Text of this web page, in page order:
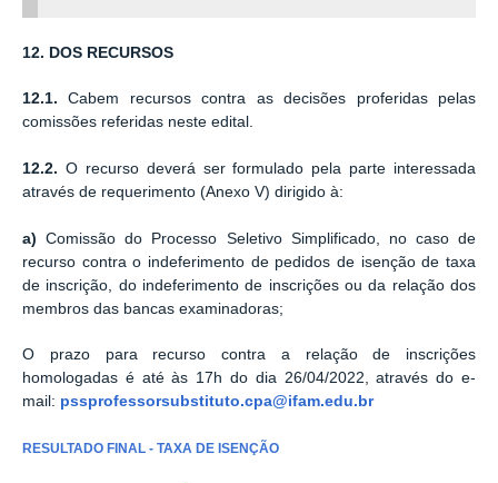
12. DOS RECURSOS
12.1.Cabem recursos contra as decisões proferidas pelas
comissões referidas neste edital.
12.2. O recurso deverá ser formulado pela parte interessada
através de requerimento (Anexo V) dirigido à:
a)Comissão do Processo Seletivo Simplificado, no caso de
recurso contra o indeferimento de pedidos de isenção de taxa
de inscrição, do indeferimento de inscrições ou da relação dos
membros das bancas examinadoras;
O prazo para recurso contra a relação de inscrições
homologadas é até às 17h do dia 26/04/2022, através do e-
mail: pssprofessorsubstituto.cpa@ifam.edu.br
RESULTADO FINAL - TAXA DE ISENÇÃO